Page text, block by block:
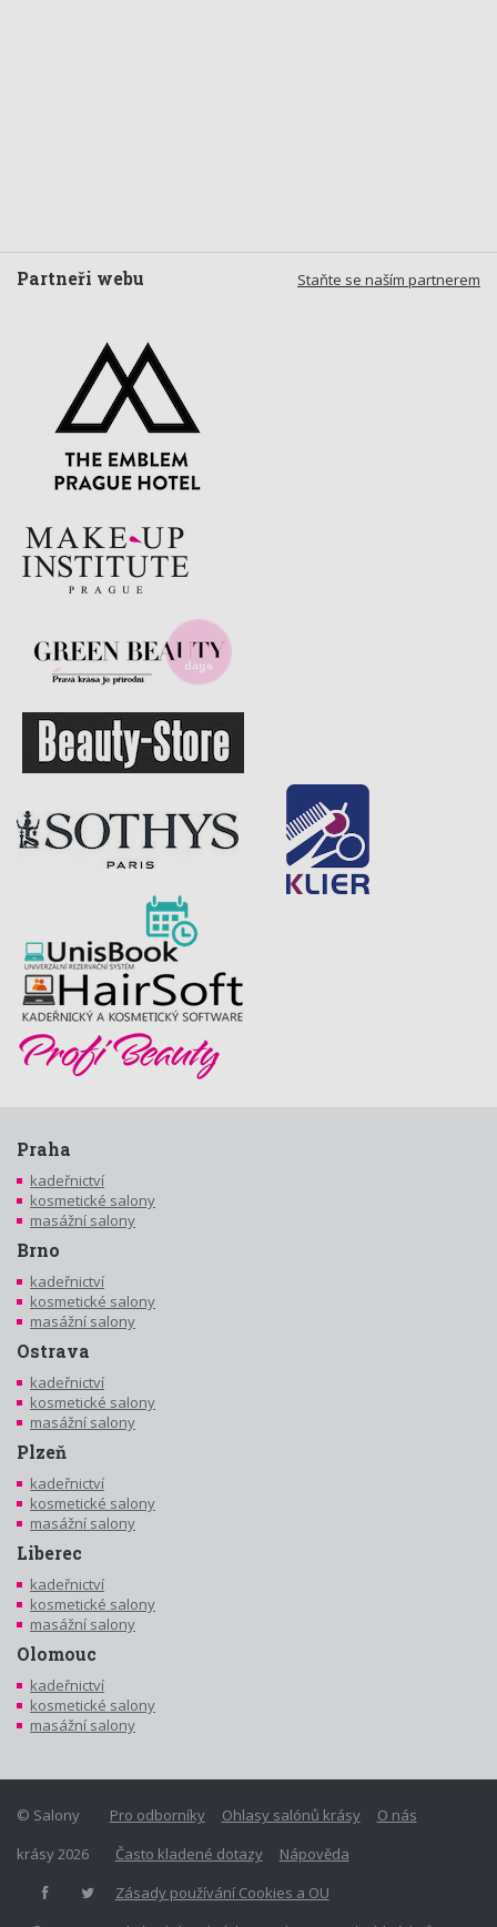
Staňte se naším partnerem
Partneři webu
Praha
kadeřnictví
kosmetické salony
masážní salony
Brno
kadeřnictví
kosmetické salony
masážní salony
Ostrava
kadeřnictví
kosmetické salony
masážní salony
Plzeň
kadeřnictví
kosmetické salony
masážní salony
Liberec
kadeřnictví
kosmetické salony
masážní salony
Olomouc
kadeřnictví
kosmetické salony
masážní salony
Pro odborníky Ohlasy salónů krásy
O nás
Často kladené dotazy
Nápověda
Zásady používání Cookies a OU
© Salony
krásy 2026